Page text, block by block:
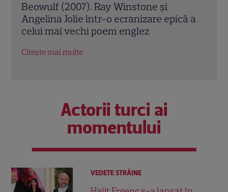
Jack Ryan: Agentul din umbră (2014).
Chris Pine și Kevin Costner, într-o cursă
contra cronometru pentru salvarea
Actorii turci ai
momentului
VEDETE STRĂINE